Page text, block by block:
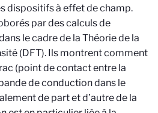
dispositifs à effet de champ.
par des calculs de
le cadre de la Théorie de la
(DFT). Ils montrent comment
(point de contact entre la
de conduction dans le
de part et d’autre de la